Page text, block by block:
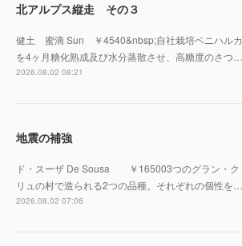
北アルプス縦走 その３
健土 蜜滴 Sun ￥4540&nbsp;自社栽培ベニハルカ
を4ヶ月糖化熟成及び水分蒸散させ、高糖度のさつ…
2026.08.02 08:21
地震の補強
ド・スーザ De Sousa ￥165003つのグラン・ク
リュの村で造られる2つの品種。それぞれの個性を…
2026.08.02 07:08